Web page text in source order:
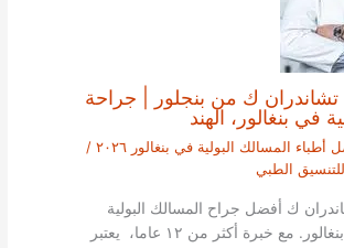
تشاندران ك من بنجلور | جراحة
في بنغالور، الهند
أطباء المسالك البولية في بنغالور ٢٠٢٦
/
الطبي
ك أفضل جراح المسالك البولية
والبروستات في بنغالور. مع خبرة أكثر من ١٢ عاما، يعتبر